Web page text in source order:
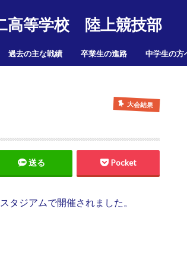
高等学校 陸上競技部
過去の主な戦績 卒業生の進路 中学生の方
大会結果
送る Pocket
タジアムで開催されました。